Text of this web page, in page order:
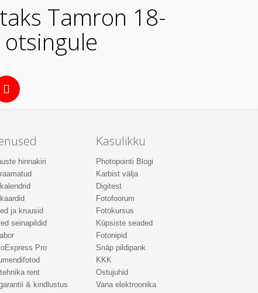
Tamron 18-
hinnakiri
ja kruusid
seinapildid
Pro
rent
& kindlustus
Kasulikku
Photopointi Blogi
Karbist välja
Digitest
Fotofoorum
Fotokursus
Küpsiste seaded
Fotonipid
Snäp pildipank
KKK
Ostujuhid
Vana elektroonika